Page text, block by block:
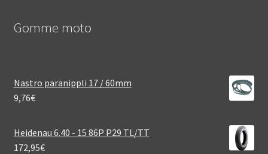
Gomme moto
Nastro paranippli 17 / 60mm
9,76€
Heidenau 6.40 - 15 86P P29 TL/TT
172,95€